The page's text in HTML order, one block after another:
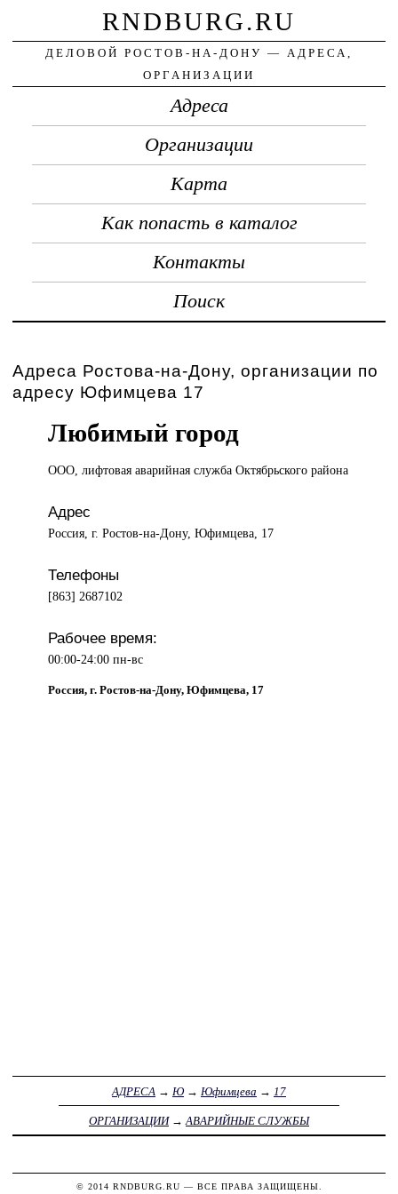
RNDBURG.RU
ДЕЛОВОЙ РОСТОВ-НА-ДОНУ — АДРЕСА,
ОРГАНИЗАЦИИ
Адреса
Организации
Карта
Как попасть в каталог
Контакты
Поиск
Адреса Ростова-на-Дону, организации по
адресу Юфимцева 17
Любимый город
ООО, лифтоваяаварийная служба Октябрьского района
Адрес
Россия, г. Ростов-на-Дону, Юфимцева, 17
Телефоны
[863] 2687102
Рабочее время:
00:00-24:00 пн-вс
Россия, г. Ростов-на-Дону, Юфимцева, 17
АДРЕСА → Ю → Юфимцева → 17
ОРГАНИЗАЦИИ→ АВАРИЙНЫЕ СЛУЖБЫ
© 2014 RNDBURG.RU — ВСЕ ПРАВА ЗАЩИЩЕНЫ.